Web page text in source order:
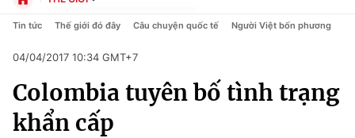
Chuyên mục
Chính trị
Chính trị
Pháp luật
Kinh tế
Thể thao
Truyền hình
Tin tức Thế giới đó đây Câu chuyện quốc tế Người Việt bốn phương
04/04/2017 10:34 GMT+7
Colombia tuyên bố tình trạng
khẩn cấp